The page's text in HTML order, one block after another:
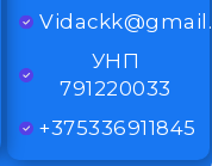
УНП
791220033
+375336911845